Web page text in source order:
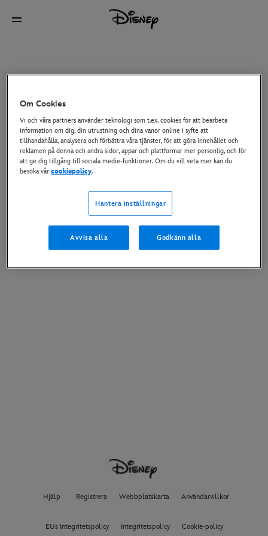
Hjälp Registrera Webbplatskarta Användarvillkor
EUs Integritetspolicy Integritetspolicy Cookie-policy
Om Cookies
Vi och våra partners använder teknologi som t.ex. cookies för att bearbeta
information om dig, din utrustning och dina vanor online i syfte att
tillhandahålla, analysera och förbättra våra tjänster, för att göra innehållet och
reklamen på denna och andra sidor, appar och plattformar mer personlig, och för
att ge dig tillgång till sociala medie-funktioner. Om du vill veta mer kan du
besöka vårcookiepolicy.
Hantera inställningar
Avvisa alla Godkänn alla